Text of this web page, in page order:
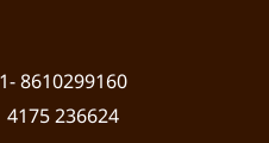
8610299160
236624